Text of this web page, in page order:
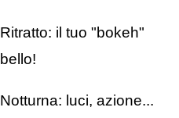
il tuo "bokeh"
luci, azione...